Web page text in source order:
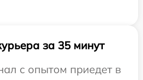
за 35 минут
с опытом приедет в